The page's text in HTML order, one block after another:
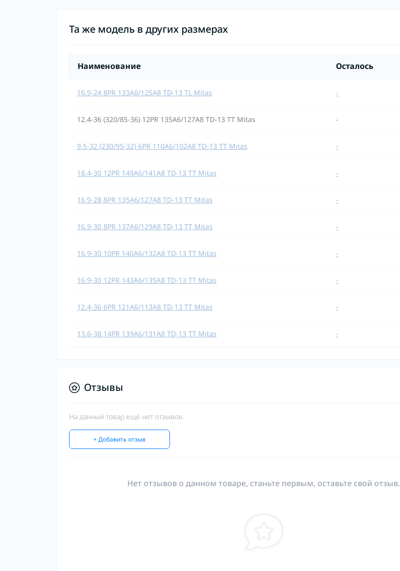
Та же модель в других размерах
Наименование Осталось
16.9-24 8PR 133A6/125A8 TD-13 TL Mitas -
12.4-36 (320/85-36) 12PR 135A6/127A8 TD-13 TT Mitas -
9.5-32 (230/95-32) 6PR 110A6/102A8 TD-13 TT Mitas -
18.4-30 12PR 149A6/141A8 TD-13 TT Mitas -
16.9-28 8PR 135A6/127A8 TD-13 TT Mitas -
16.9-30 8PR 137A6/129A8 TD-13 TT Mitas -
16.9-30 10PR 140A6/132A8 TD-13 TT Mitas -
16.9-30 12PR 143A6/135A8 TD-13 TT Mitas -
12.4-36 6PR 121A6/113A8 TD-13 TT Mitas -
13.6-38 14PR 139A6/131A8 TD-13 TT Mitas -
Отзывы
На данный товар ещё нет отзывов.
+ Добавить отзыв
Нет отзывов о данном товаре, станьте первым, оставьте свой отзыв.